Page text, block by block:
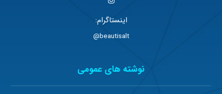
اینستاگرام:
beautisalt@
نوشته های عمومی